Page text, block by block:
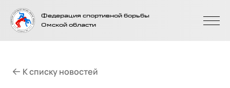
На главную
страницу
Федерация спортивной борьбы
Омской области
К списку новостей